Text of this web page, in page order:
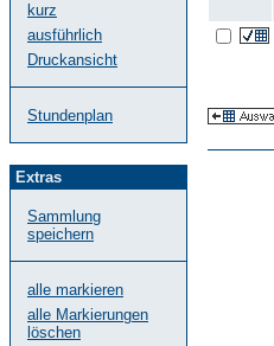
kurz
ausführlich
Druckansicht
Stundenplan
Extras
Sammlung
speichern
alle markieren
alle Markierungen
löschen